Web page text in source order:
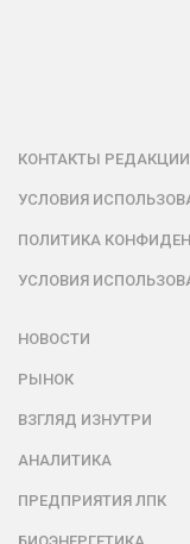
КОНТАКТЫ РЕДАКЦИИ
УСЛОВИЯ
ПОЛИТИКА
УСЛОВИЯ
НОВОСТИ
РЫНОК
ВЗГЛЯД ИЗНУТРИ
АНАЛИТИКА
ПРЕДПРИЯТИЯ ЛПК